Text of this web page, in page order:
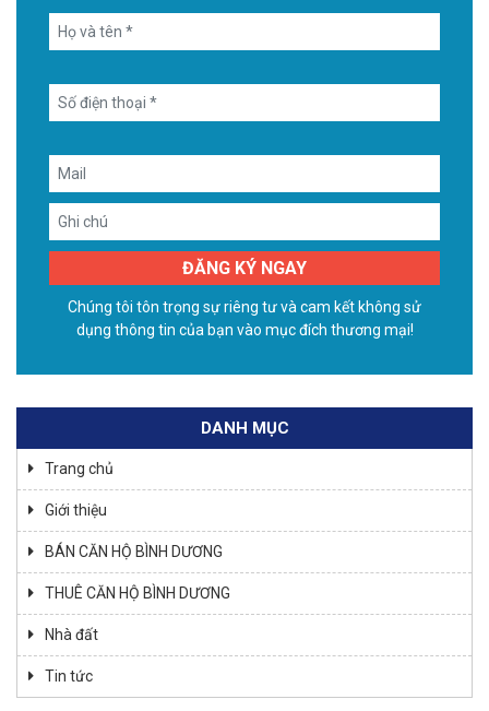
Chúng tôi tôn trọng sự riêng tư và cam kết không sử
dụng thông tin của bạn vào mục đích thương mại!
DANH MỤC
Trang chủ
Giới thiệu
BÁN CĂN HỘ BÌNH DƯƠNG
THUÊ CĂN HỘ BÌNH DƯƠNG
Nhà đất
Tin tức